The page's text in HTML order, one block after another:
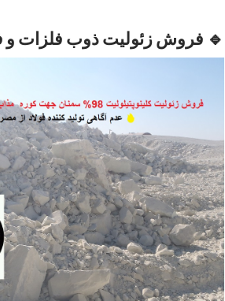
🔹 فروش زئولیت ذوب فلزات و